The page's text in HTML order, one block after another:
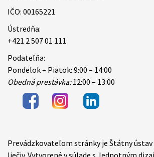
IČO: 00165221
Ústredňa:
+421 2 507 01 111
Podateľňa:
Pondelok – Piatok: 9:00 – 14:00
Obedná prestávka:12:00 – 13:00
Items
Prevádzkovateľom stránky je Štátny
liečiv. Vytvorené v súlade s Jednotným